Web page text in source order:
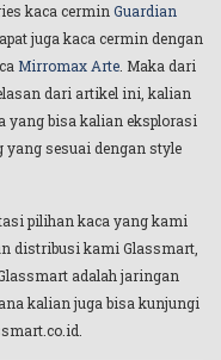
kaca cerminGuardian
juga kaca cermin dengan
Mirromax Arte. Maka dari
dari artikel ini, kalian
yang bisa kalian eksplorasi
sesuai dengan style
pilihan kaca yang kami
distribusi kami Glassmart,
adalah jaringan
kalian juga bisa kunjungi